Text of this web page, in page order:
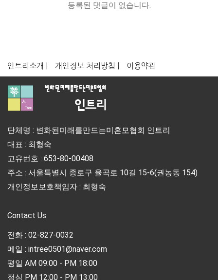
등록된 댓글이 없습니다.
인트리소개 | 개인정보 처리방침 | 이용약관
단체명 : 변화된미래를만드는미혼모협회 인트리
대표 : 최형숙
고유번호 : 653-80-00408
주소 : 서울특별시 종로구 율곡로 10길 15-6(권농동 154)
개인정보보호책임자 : 최형숙
Contact Us
전화 : 02-827-0032
메일 : intree0501@naver.com
평일 AM 09:00 - PM 18:00
점심 PM 12:00 - PM 13:00